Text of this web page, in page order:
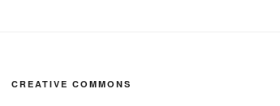
CREATIVE COMMONS